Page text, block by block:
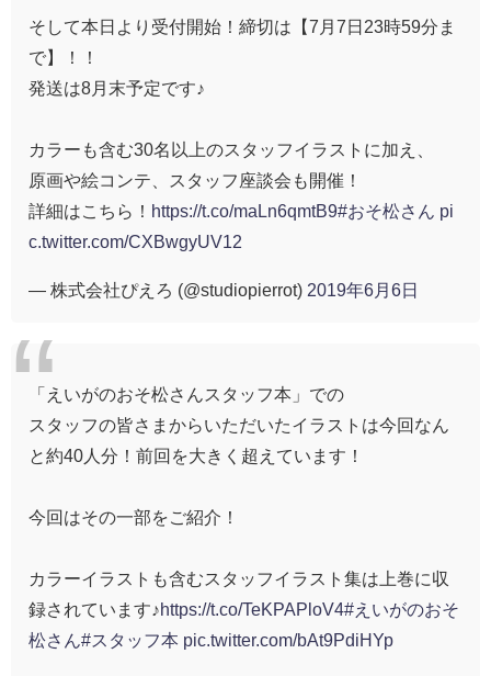
そして本日より受付開始！締切は【7月7日23時59分ま
で】！！
発送は8月末予定です♪
カラーも含む30名以上のスタッフイラストに加え、
原画や絵コンテ、スタッフ座談会も開催！
詳細はこちら！ https://t.co/maLn6qmtB9#おそ松さん
pi
c.twitter.com/CXBwgyUV12
— 株式会社ぴえろ (@studiopierrot) 2019年6月6日
「えいがのおそ松さんスタッフ本」での
スタッフの皆さまからいただいたイラストは今回なん
と約40人分！前回を大きく超えています！
今回はその一部をご紹介！
カラーイラストも含むスタッフイラスト集は上巻に収
録されています♪https://t.co/TeKPAPloV4#えいがのおそ
松さん #スタッフ本 pic.twitter.com/bAt9PdiHYp